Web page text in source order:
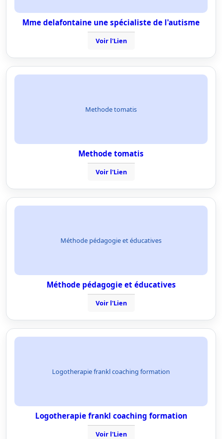
Mme delafontaine une spécialiste de l'autisme
Voir l'Lien
Methode tomatis
Methode tomatis
Voir l'Lien
Méthode pédagogie et éducatives
Méthode pédagogie et éducatives
Voir l'Lien
Logotherapie frankl coaching formation
Logotherapie frankl coaching formation
Voir l'Lien